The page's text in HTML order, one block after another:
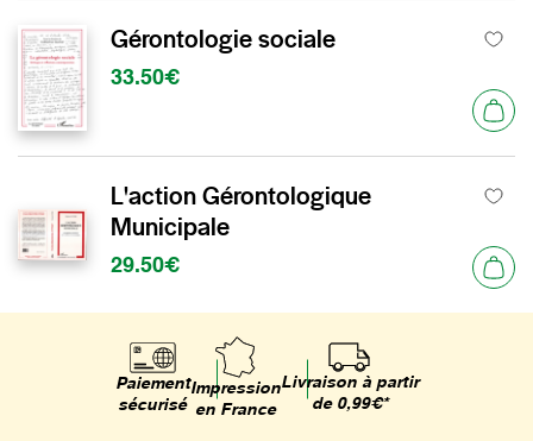
Gérontologie sociale
33.50€
L'action Gérontologique
Municipale
29.50€
Paiement
sécurisé
Impression
en France
Livraison à partir
de 0,99€*